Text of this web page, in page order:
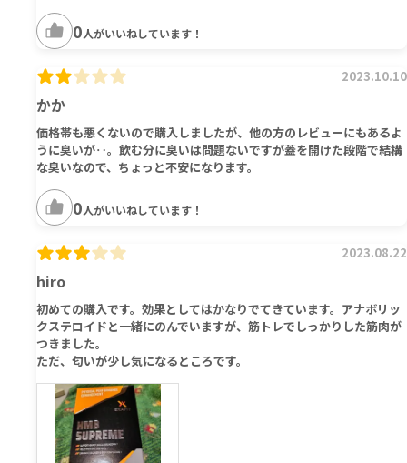
0人がいいねしています！
かか
2023.10.10
価格帯も悪くないので購入しましたが、他の方のレビューにもあるよ
うに臭いが‥。飲む分に臭いは問題ないですが蓋を開けた段階で結構
な臭いなので、ちょっと不安になります。
0人がいいねしています！
hiro
2023.08.22
初めての購入です。効果としてはかなりでてきています。アナボリッ
クステロイドと一緒にのんでいますが、筋トレでしっかりした筋肉が
つきました。
ただ、匂いが少し気になるところです。